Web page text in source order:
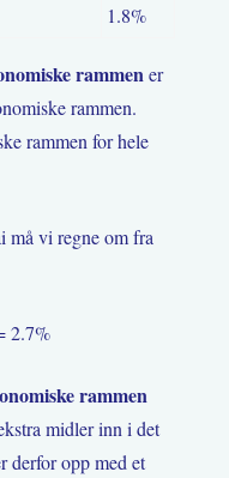
1.8%
rammener
rammen.
rammen for hele
må vi regne om fra
2.7%
rammen
midler inn i det
derfor opp med et